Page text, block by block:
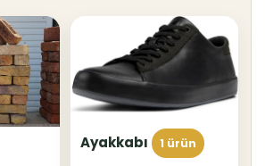
Ayakkabı 1 ürün